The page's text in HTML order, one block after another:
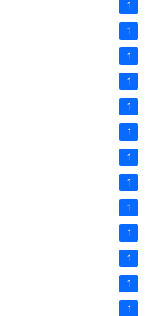
1
1
1
1
1
1
1
1
1
1
1
1
1